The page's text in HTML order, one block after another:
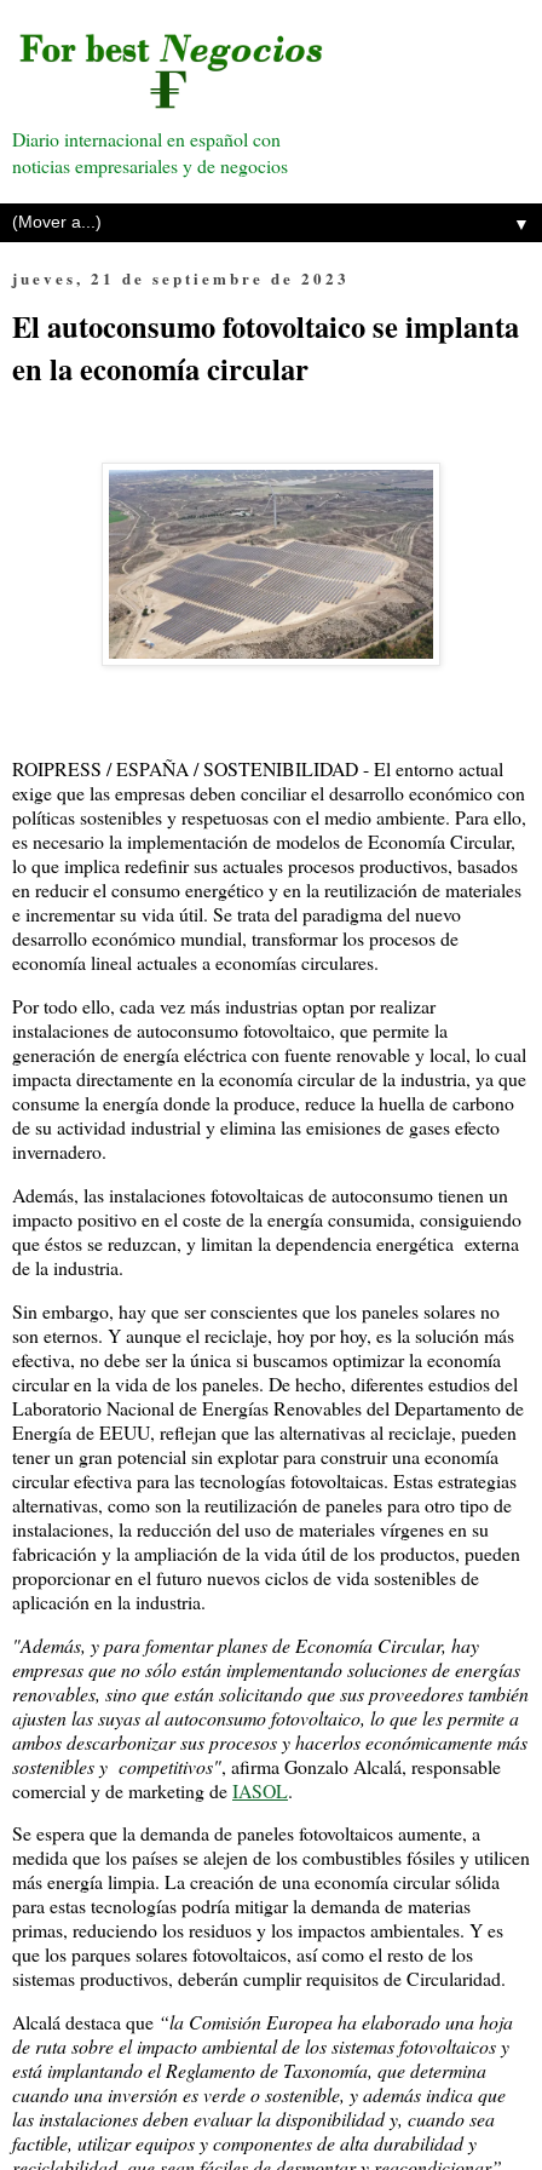
Diario internacional en español con
noticias empresariales y de negocios
▼
jueves, 21 de septiembre de 2023
El autoconsumo fotovoltaico se implanta
en la economía circular
ROIPRESS / ESPAÑA / SOSTENIBILIDAD - El entorno actual
exige que las empresas deben conciliar el desarrollo económico con
políticas sostenibles y respetuosas con el medio ambiente. Para ello,
es necesario la implementación de modelos de Economía Circular,
lo que implica redefinir sus actuales procesos productivos, basados
en reducir el consumo energético y en la reutilización de materiales
e incrementar su vida útil. Se trata del paradigma del nuevo
desarrollo económico mundial, transformar los procesos de
economía lineal actuales a economías circulares.
Por todo ello, cada vez más industrias optan por realizar
instalaciones de autoconsumo fotovoltaico, que permite la
generación de energía eléctrica con fuente renovable y local, lo cual
impacta directamente en la economía circular de la industria, ya que
consume la energía donde la produce, reduce la huella de carbono
de su actividad industrial y elimina las emisiones de gases efecto
invernadero.
Además, las instalaciones fotovoltaicas de autoconsumo tienen un
impacto positivo en el coste de la energía consumida, consiguiendo
que éstos se reduzcan, y limitan la dependencia energética externa
de la industria.
Sin embargo, hay que ser conscientes que los paneles solares no
son eternos. Y aunque el reciclaje, hoy por hoy, es la solución más
efectiva, no debe ser la única si buscamos optimizar la economía
circular en la vida de los paneles. De hecho, diferentes estudios del
Laboratorio Nacional de Energías Renovables del Departamento de
Energía de EEUU, reflejan que las alternativas al reciclaje, pueden
tener un gran potencial sin explotar para construir una economía
circular efectiva para las tecnologías fotovoltaicas. Estas estrategias
alternativas, como son la reutilización de paneles para otro tipo de
instalaciones, la reducción del uso de materiales vírgenes en su
fabricación y la ampliación de la vida útil de los productos, pueden
proporcionar en el futuro nuevos ciclos de vida sostenibles de
aplicación en la industria.
"Además, y para fomentar planes de Economía Circular, hay
empresas que no sólo están implementando soluciones de energías
renovables, sino que están solicitando que sus proveedores también
ajusten las suyas al autoconsumo fotovoltaico, lo que les permite a
ambos descarbonizar sus procesos y hacerlos económicamente más
sostenibles y competitivos", afirma Gonzalo Alcalá, responsable
comercial y de marketing deIASOL.
Se espera que la demanda de paneles fotovoltaicos aumente, a
medida que los países se alejen de los combustibles fósiles y utilicen
más energía limpia. La creación de una economía circular sólida
para estas tecnologías podría mitigar la demanda de materias
primas, reduciendo los residuos y los impactos ambientales. Y es
que los parques solares fotovoltaicos, así como el resto de los
sistemas productivos, deberán cumplir requisitos de Circularidad.
Alcalá destaca que “la Comisión Europea ha elaborado una hoja
de ruta sobre el impacto ambiental de los sistemas fotovoltaicos y
está implantando el Reglamento de Taxonomía, que determina
cuando una inversión es verde o sostenible, y además indica que
las instalaciones deben evaluar la disponibilidad y, cuando sea
factible, utilizar equipos y componentes de alta durabilidad y